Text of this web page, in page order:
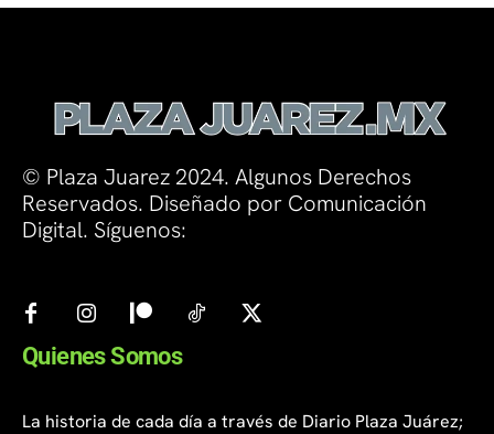
© Plaza Juarez 2024. Algunos Derechos
Reservados. Diseñado por Comunicación
Digital. Síguenos:
Quienes Somos
La historia de cada día a través de Diario Plaza Juárez;